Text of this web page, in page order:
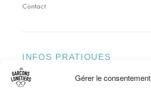
Gérer le consentement
Contact
INFOS PRATIQUES
ADRESSE